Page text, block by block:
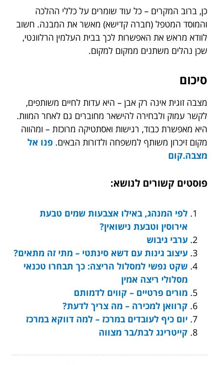
כן, ברוב המקרים – כל עוד שומרים על כללי ההלכה
והמוסד המטפל (חברה קדישא) מאשר את המבנה. חשוב
לוודא מראש את האפשרות לכך בבית העלמין הרלוונטי,
שכן נהלים משתנים ממקום למקום.
סיכום
מצבה זוגית אינה רק אבן – היא עדות לחיים משותפים,
לקשר עמוק ולבחירה להישאר מחוברים גם לאחר המוות.
היא מאפשרת כבוד, רגישות ואסתטיקה מרוכזת – ומהווה
מקום זיכרון משותף למשפחה ולדורות הבאים. פנו אל
מצבה.קום
פוסטים קשורים לנושא:
לפי המנהג, באילו אצבעות שמים טבעת
אירוסין וטבעת נישואין?
ערבי גיבוש
עיצוב גינות עם דשא סינתטי – מתי זה מתאים?
שקט נפשי למסלול הריצה: כך תבחרו טכנאי
מסלולי ריצה אמין
מורים פרטיים – קווים לדמותם
קרוואן למכירה – מה צריך לדעת?
יום כיף לעובדים במרכז – למה דווקא במרכז
קייטרינג לבת/בר מצווה